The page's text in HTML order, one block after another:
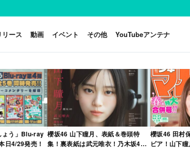
リース 動画 イベント その他 YouTubeアンテナ
ょう」Blu-ray
日4/29発売！
櫻坂46 山下瞳月、表紙＆巻頭特
集！裏表紙は武元唯衣！乃木坂46
櫻坂46 田村
ビア！山下